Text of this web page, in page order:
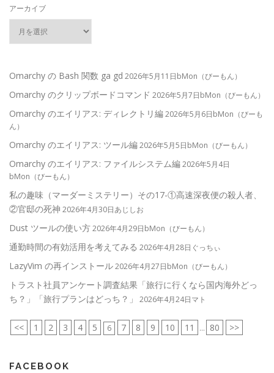
アーカイブ
Omarchy の Bash 関数 ga gd 2026年5月11日bMon（びーもん）
Omarchy のクリップボードコマンド 2026年5月7日bMon（びーもん）
Omarchy のエイリアス: ディレクトリ編2026年5月6日bMon（びーも
ん）
Omarchy のエイリアス: ツール編2026年5月5日bMon（びーもん）
Omarchy のエイリアス: ファイルシステム編2026年5月4日
bMon（びーもん）
私の趣味（マーダーミステリー）その17-①高速深夜便の殺人者、
②官邸の死神 2026年4月30日あじしお
Dust ツールの使い方2026年4月29日bMon（びーもん）
通勤時間の有効活用を考えてみる 2026年4月28日ぐっちぃ
LazyVim の再インストール2026年4月27日bMon（びーもん）
トラスト社員アンケート調査結果「旅行に行くなら国内海外どっ
ち？」「旅行プランはどっち？」
2026年4月24日マト
<< 1 2 3 4 5 6 7 8 9 10 11 ... 80 >>
FACEBOOK